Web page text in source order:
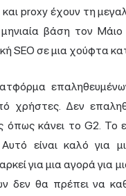
και proxy έχουν τη
βάση τον
SEO σε μια χούφτα
χρήστες. Δεν
όπως κάνει το G2.
είναι καλό για
για μια αγορά για
δεν θα πρέπει να